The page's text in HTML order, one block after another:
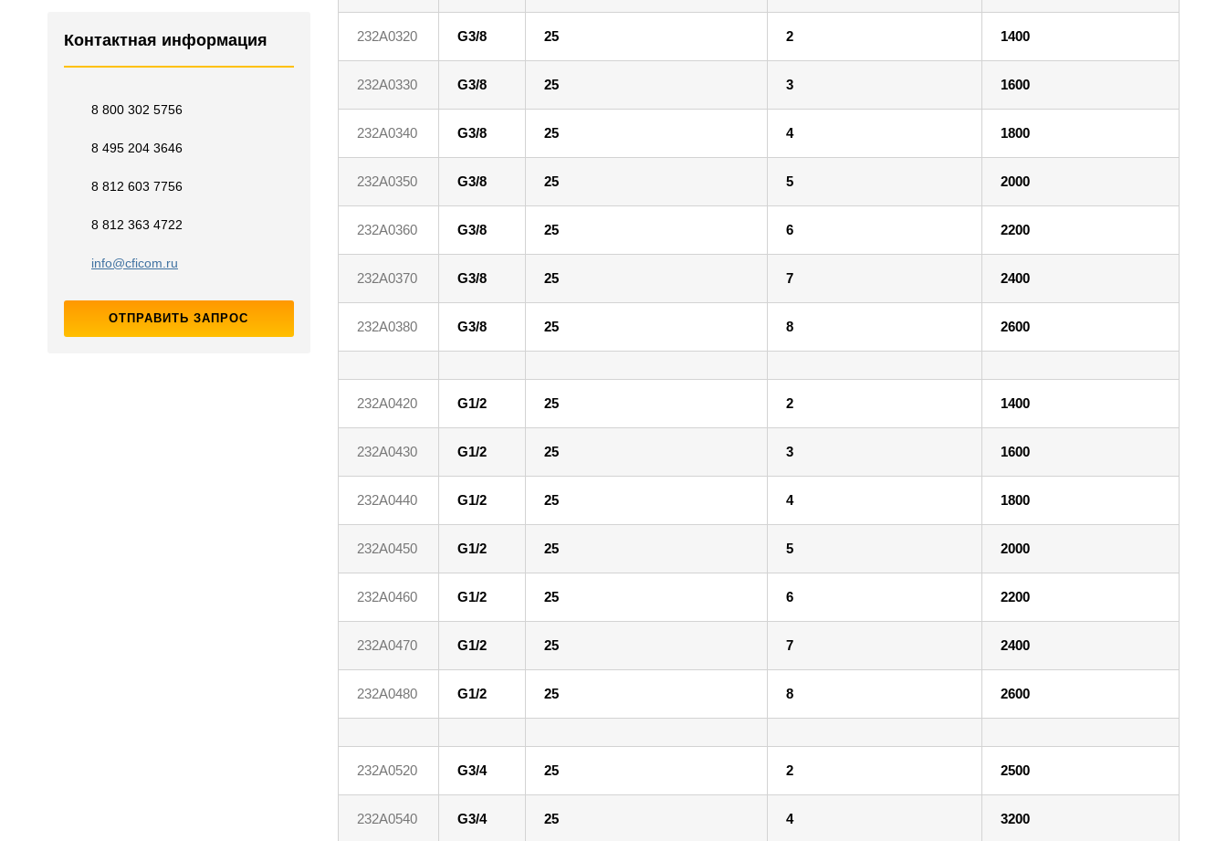
Контактная информация
8 800 302 5756
8 495 204 3646
8 812 603 7756
8 812 363 4722
info@cficom.ru
ОТПРАВИТЬ ЗАПРОС
232A0320 G3/8 25 2 1400
232A0330 G3/8 25 3 1600
232A0340 G3/8 25 4 1800
232A0350 G3/8 25 5 2000
232A0360 G3/8 25 6 2200
232A0370 G3/8 25 7 2400
232A0380 G3/8 25 8 2600
232A0420 G1/2 25 2 1400
232A0430 G1/2 25 3 1600
232A0440 G1/2 25 4 1800
232A0450 G1/2 25 5 2000
232A0460 G1/2 25 6 2200
232A0470 G1/2 25 7 2400
232A0480 G1/2 25 8 2600
232A0520 G3/4 25 2 2500
232A0540 G3/4 25 4 3200